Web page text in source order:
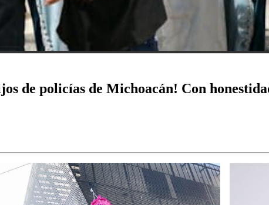
de policías de Michoacán! Con